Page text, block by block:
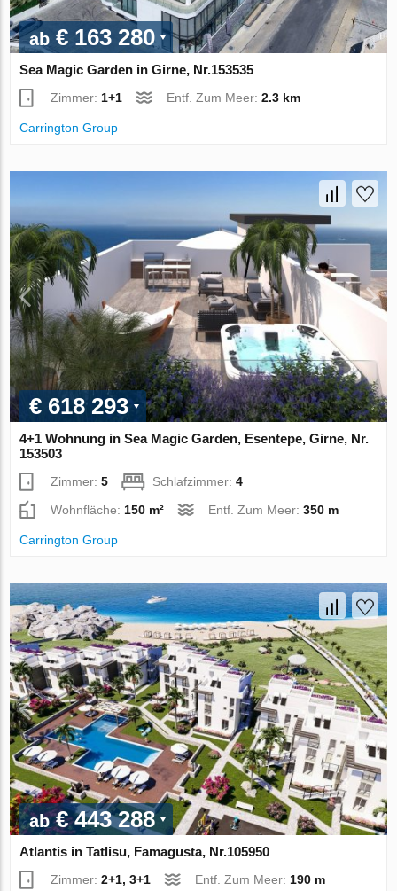
ab € 163 280
Sea Magic Garden in Girne, Nr.153535
Zimmer: 1+1 Entf. Zum Meer:2.3 km
Carrington Group
€ 618 293
4+1 Wohnung in Sea Magic Garden, Esentepe, Girne, Nr.
153503
Zimmer:5 Schlafzimmer:4
Wohnfläche:150 m² Entf. Zum Meer:350 m
Carrington Group
ab€ 443 288
Atlantis in Tatlisu, Famagusta, Nr.105950
Zimmer:2+1, 3+1 Entf. Zum Meer: 190 m